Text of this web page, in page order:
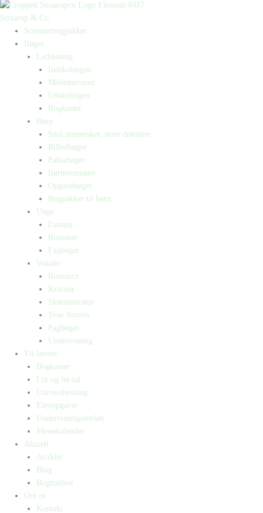
Straarup & Co
Sommerbogpakker
Bøger
Letlæsning
Indskolingen
Mellemtrinnet
Udskolingen
Bogkasser
Børn
Små mennesker, store drømme
Billedbøger
Faktabøger
Børneromaner
Opgavebøger
Bogpakker til børn
Unge
Fantasy
Romaner
Fagbøger
Voksne
Romance
Krimier
Skønlitteratur
True Stories
Fagbøger
Undervisning
Til lærere
Bogkasser
Lix og let-tal
Universlæsning
Elevopgaver
Undervisningsforløb
Messekalender
Aktuelt
Artikler
Blog
Bogtrailere
Om os
Kontakt